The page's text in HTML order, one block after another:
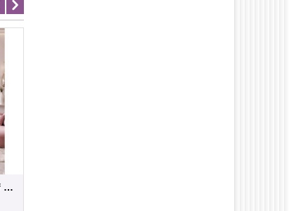
Handwoven winter Scarf Saori